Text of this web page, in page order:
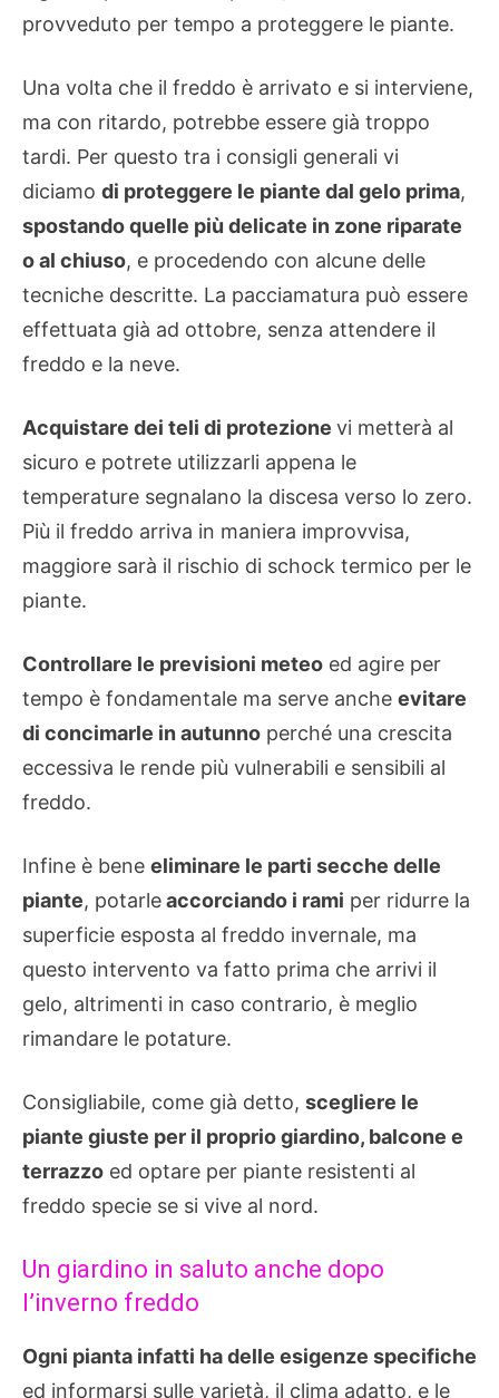
provveduto per tempo a proteggere le piante.
Una volta che il freddo è arrivato e si interviene,
ma con ritardo, potrebbe essere già troppo
tardi. Per questo tra i consigli generali vi
diciamo di proteggere le piante dal gelo prima,
spostando quelle più delicate in zone riparate
o al chiuso, e procedendo con alcune delle
tecniche descritte. La pacciamatura può essere
effettuata già ad ottobre, senza attendere il
freddo e la neve.
Acquistare dei teli di protezione vi metterà al
sicuro e potrete utilizzarli appena le
temperature segnalano la discesa verso lo zero.
Più il freddo arriva in maniera improvvisa,
maggiore sarà il rischio di schock termico per le
piante.
Controllare le previsioni meteo ed agire per
tempo è fondamentale ma serve anche evitare
di concimarle in autunno perché una crescita
eccessiva le rende più vulnerabili e sensibili al
freddo.
Infine è bene eliminare le parti secche delle
piante, potarleaccorciando i rami per ridurre la
superficie esposta al freddo invernale, ma
questo intervento va fatto prima che arrivi il
gelo, altrimenti in caso contrario, è meglio
rimandare le potature.
Consigliabile, come già detto, scegliere le
piante giuste per il proprio giardino, balcone e
terrazzo ed optare per piante resistenti al
freddo specie se si vive al nord.
Un giardino in saluto anche dopo
l’inverno freddo
Ogni pianta infatti ha delle esigenze specifiche
ed informarsi sulle varietà, il clima adatto, e le